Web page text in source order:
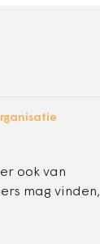
ook van
mag vinden,